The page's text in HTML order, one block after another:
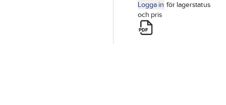
Logga in för lagerstatus
och pris